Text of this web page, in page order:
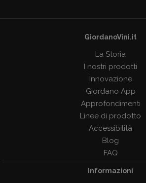
GiordanoVini.it
La Storia
I nostri prodotti
Innovazione
Giordano App
Approfondimenti
Linee di prodotto
Accessibilità
Blog
FAQ
Informazioni